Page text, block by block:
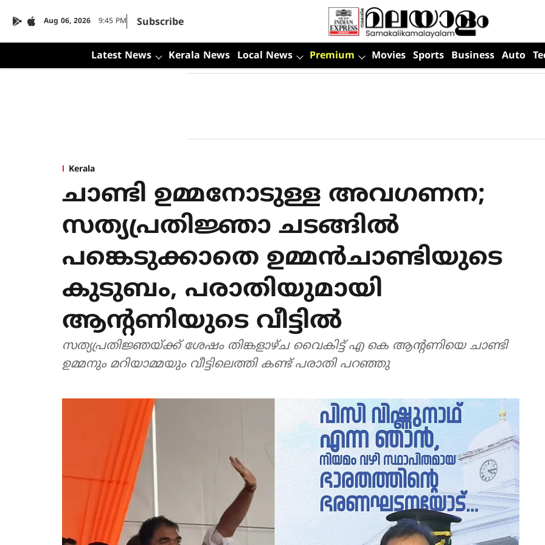
Aug 06, 2026 9:45 PM Subscribe
Latest News Kerala News Local News Premium Movies Sports Business Auto
Kerala
ചാണ്ടി ഉമ്മനോടുള്ള അവഗണന;
സത്യപ്രതിജ്ഞാ ചടങ്ങില്‍
പങ്കെടുക്കാതെ ഉമ്മന്‍ചാണ്ടിയുടെ
കുടുബം, പരാതിയുമായി
ആന്റണിയുടെ വീട്ടില്‍
സത്യപ്രതിജ്ഞയ്ക്ക് ശേഷം തിങ്കളാഴ്ച വൈകിട്ട് എ കെ ആന്റണിയെ ചാണ്ടി
ഉമ്മനും മറിയാമ്മയും വീട്ടിലെത്തി കണ്ട് പരാതി പറഞ്ഞു